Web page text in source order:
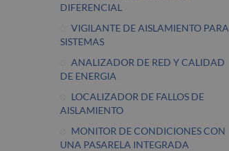
DIFERENCIAL
VIGILANTE DE AISLAMIENTO PARA
SISTEMAS
ANALIZADOR DE RED Y CALIDAD
DE ENERGIA
LOCALIZADOR DE FALLOS DE
AISLAMIENTO
MONITOR DE CONDICIONES CON
UNA PASARELA INTEGRADA